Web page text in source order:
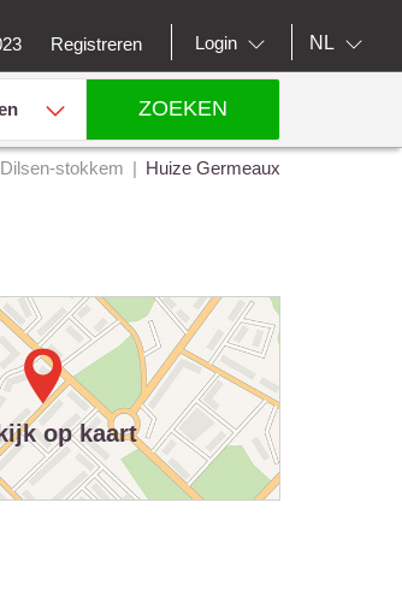
Registreren Login NL
ZOEKEN
stokkem Huize Germeaux
op kaart